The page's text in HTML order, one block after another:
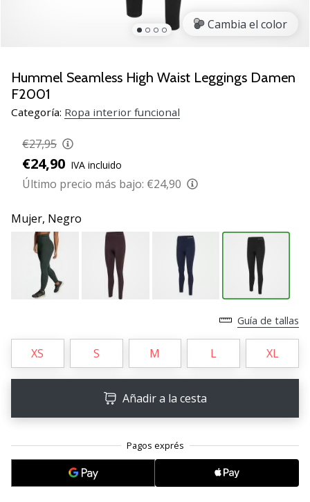
Navidad
para
jugadores
de
¡Nuestros
consejos
te
ayudarán
elegir
regalo
perfecto!
Encuentra…
¡Conviértete
embajador
¿Te
consideras
un
Cambia el color
Hummel Seamless High Waist Leggings Damen
F2001
Categoría: Ropa interior funcional
€27,95
€24,90 IVA incluido
Último precio más bajo: €24,90
Mujer, Negro
Guía de tallas
XS S M L XL
Añadir a la cesta